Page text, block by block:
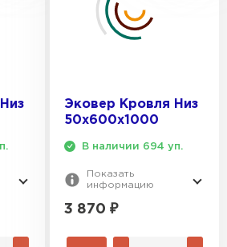
Эковер Кровля Низ
50х600х1000
В наличии 694 уп.
Показать
информацию
3 870 ₽
ПРОИЗВОДИТЕЛИ